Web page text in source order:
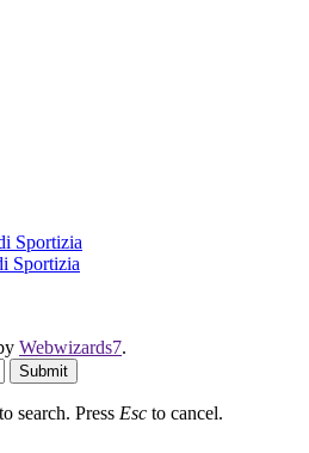
Sportizia
Sportizia
Webwizards7.
Submit
search. Press Esc to cancel.